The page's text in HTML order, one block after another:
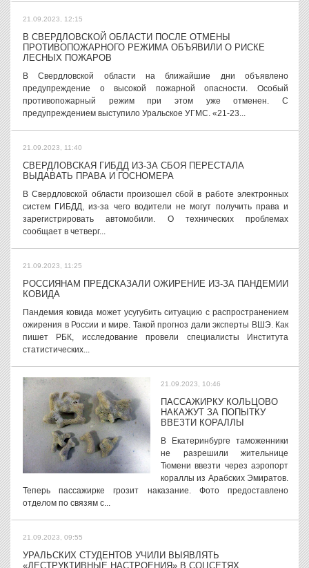
21.09.2023, 12:15
В СВЕРДЛОВСКОЙ ОБЛАСТИ ПОСЛЕ ОТМЕНЫ
ПРОТИВОПОЖАРНОГО РЕЖИМА ОБЪЯВИЛИ О РИСКЕ
ЛЕСНЫХ ПОЖАРОВ
В Свердловской области на ближайшие дни объявлено
предупреждение о высокой пожарной опасности. Особый
противопожарный режим при этом уже отменен. С
предупреждением выступило Уральское УГМС. «21-23...
21.09.2023, 11:40
СВЕРДЛОВСКАЯ ГИБДД ИЗ-ЗА СБОЯ ПЕРЕСТАЛА
ВЫДАВАТЬ ПРАВА И ГОСНОМЕРА
В Свердловской области произошел сбой в работе электронных
систем ГИБДД, из-за чего водители не могут получить права и
зарегистрировать автомобили. О технических проблемах
сообщает в четверг...
21.09.2023, 11:25
РОССИЯНАМ ПРЕДСКАЗАЛИ ОЖИРЕНИЕ ИЗ-ЗА ПАНДЕМИИ
КОВИДА
Пандемия ковида может усугубить ситуацию с распространением
ожирения в России и мире. Такой прогноз дали эксперты ВШЭ. Как
пишет РБК, исследование провели специалисты Института
статистических...
21.09.2023, 10:46
ПАССАЖИРКУ КОЛЬЦОВО
НАКАЖУТ ЗА ПОПЫТКУ
ВВЕЗТИ КОРАЛЛЫ
В Екатеринбурге таможенники
не разрешили жительнице
Тюмени ввезти через аэропорт
кораллы из Арабских Эмиратов.
Теперь пассажирке грозит наказание. Фото предоставлено
отделом по связям с...
21.09.2023, 09:55
УРАЛЬСКИХ СТУДЕНТОВ УЧИЛИ ВЫЯВЛЯТЬ
«ДЕСТРУКТИВНЫЕ НАСТРОЕНИЯ» В СОЦСЕТЯХ